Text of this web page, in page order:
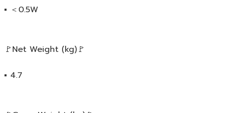
▪️ ＜0.5W
🚩Net Weight (kg)🚩
▪️ 4.7